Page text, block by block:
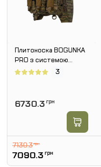
Плитоноска BOGUNKA
PRO з системою
швидкого скидання. 3
3
6730.3 грн
7130.3грн
7090.3 грн